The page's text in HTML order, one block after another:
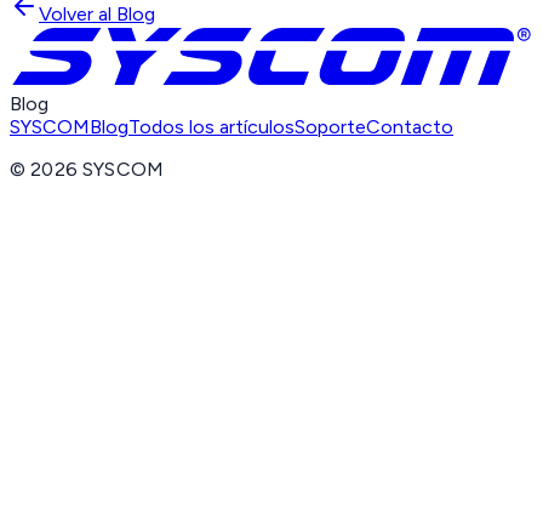
Volver al Blog
Blog
SYSCOMBlogTodos los artículosSoporteContacto
©2026 SYSCOM